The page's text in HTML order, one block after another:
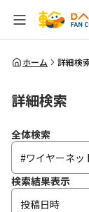
全体検索
ホーム 詳細検
詳細検索
全体検索
検索結果表示
投稿日時